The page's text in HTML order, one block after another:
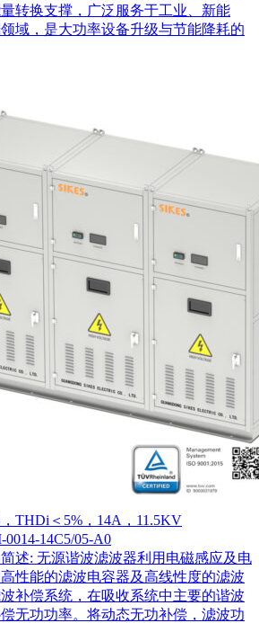
转换支撑，广泛服务于工业、新能
域，是大功率设备升级与节能降耗的
THDi＜5%，14A，11.5KV
14C5/05-A0
述: 无源谐波滤波器利用电磁感应及电
性能的滤波电容器及高线性度的滤波
补偿系统，在吸收系统中主要的谐波
无功功率。将动态无功补偿，滤波功